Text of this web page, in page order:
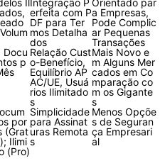
IlIntegração P
erfeita com P
DF para Ter
mos Detalha
dos
Orientado par
a Empresas,
Pode Complic
ar Pequenas
Transações
Docu
p
Relação Cust
o-Benefício,
Equilíbrio AP
AC/UE, Usuá
rios Ilimitado
s
Mais Novo e
m Alguns Mer
cados em Co
mparação co
m os Gigante
s
por
(Grat
Ilimi
(Pro)
Simplicidade
para Assinat
uras Remota
s
Menos Opçõe
s de Seguran
ça Empresari
al